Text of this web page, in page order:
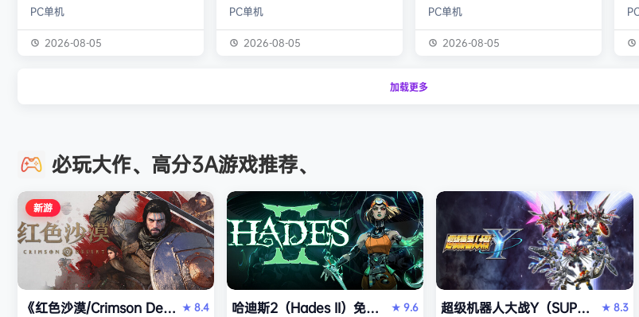
噬梦者。你的拾荒悍匪小队将深入这
个由‘美国梦’沦为‘美国噩梦’的另类1
敌人，克服恐惧感；冲入敌阵，通过
冲撞、反击、连招组合重新掌控战
局！…
PC单机
2026-08-05
这款游戏包含大量全新的开放地形，
此外还有职业模式能够为您提供符合
Pack • MX vs …
PC单机
2026-08-05
精髓，扎根于希腊神话中的冥界和关
于巫术的传说，注定会为你带来酣畅
PC单机
2026-08-05
加载更多
必玩大作、高分3A游戏推荐、
新游
《红色沙漠/Crimson Desert》免安装中文版
★ 8.4
哈迪斯2（Hades II）免安装中文版
★ 9.6
超级机器人大战Y（SUPER ★8.3